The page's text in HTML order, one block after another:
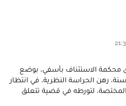
محكمة الاستئناف بأسفي، بوضع
شخص يبلغ من العمر 65 سنة، رهن الحراسة النظرية، في انتظار
المختصة، لتورطه في قضية تتعلق